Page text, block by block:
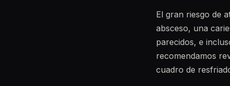
El gran riesgo de
absceso, una
parecidos, e
recomendamos
cuadro de